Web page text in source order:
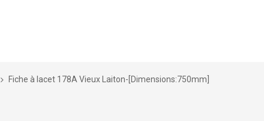
Fiche à lacet 178A Vieux Laiton-[Dimensions:750mm]